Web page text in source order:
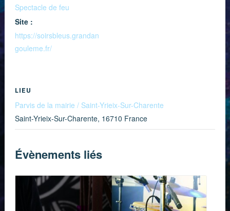
Spectacle de feu
Site :
https://soirsbleus.grandan
gouleme.fr/
LIEU
Parvis de la mairie / Saint-Yrieix-Sur-Charente
Saint-Yrieix-Sur-Charente, 16710 France
Évènements liés